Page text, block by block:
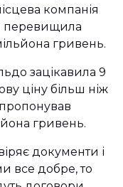
компанія
перевищила
гривень.
зацікавила 9
ціну більш ніж
гривень.
документи і
все добре, то